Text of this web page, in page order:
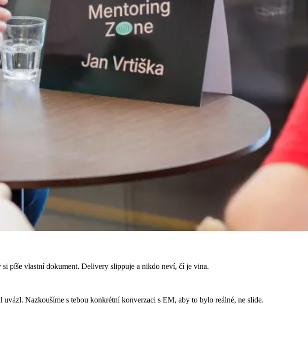
píše vlastní dokument. Delivery slippuje a nikdo neví, čí je vina.
Nazkoušíme s tebou konkrétní konverzaci s EM, aby to bylo reálné, ne slide.